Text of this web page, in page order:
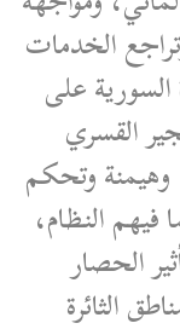
الخدمات
على
القسري
وتحكم
النظام،
الحصار
الثائرة